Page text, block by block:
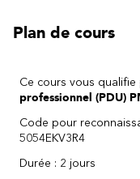
Plan de cours
Ce cours vous qualifie
professionnel (PDU)
Code pour
5054EKV3R4
Durée : 2 jours